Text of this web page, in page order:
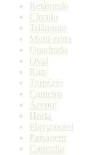
Retângulo
Círculo
Triângulo
Multi-zona
Quadrado
Oval
Rim
Trapézio
Canteiro
Árvore
Horta
Playground
Paisagem
Caminho